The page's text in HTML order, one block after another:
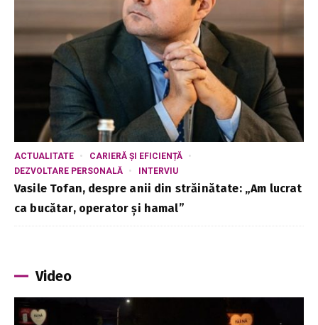
ACTUALITATE
CARIERĂ ȘI EFICIENȚĂ
DEZVOLTARE PERSONALĂ
INTERVIU
Vasile Tofan, despre anii din străinătate: „Am lucrat
ca bucătar, operator și hamal”
Video